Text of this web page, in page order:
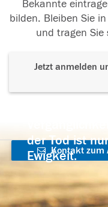
Bekannte
bilden. Bleiben Sie
und tragen Sie
Jetzt anmelden
der Tod ist
Ewigkeit.
Kontakt zum
aufnehmen